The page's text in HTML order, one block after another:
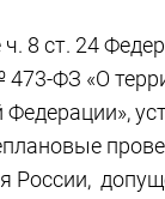
8 ст. 24
473-ФЗ «О
Федерации»,
России,